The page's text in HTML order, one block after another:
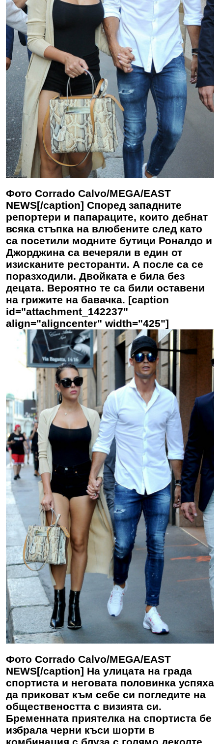
Фото Corrado Calvo/MEGA/EAST
NEWS[/caption] Според западните
репортери и папараците, които дебнат
всяка стъпка на влюбените след като
са посетили модните бутици Роналдо и
Джорджина са вечеряли в един от
изисканите ресторанти. А после са се
поразходили. Двойката е била без
децата. Вероятно те са били оставени
на грижите на бавачка. [caption
id="attachment_142237"
align="aligncenter" width="425"]
Фото Corrado Calvo/MEGA/EAST
NEWS[/caption] На улицата на града
спортиста и неговата половинка успяха
да приковат към себе си погледите на
обществеността с визията си.
Бременната приятелка на спортиста бе
избрала черни къси шорти в